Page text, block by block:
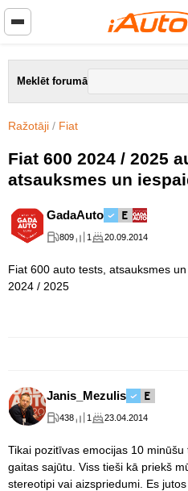
Meklēt forumā
Ražotāji / Fiat
Fiat 600 2024 / 2025
atsauksmes un
GadaAuto
809 1 20.09.2014
Fiat 600 auto tests, atsauksmes
2024 / 2025
Janis_Mezulis
438 1 23.04.2014
Tikai pozitīvas emocijas 10
gaitas sajūtu. Viss tieši kā priekš
stereotipi vai aizspriedumi. Es